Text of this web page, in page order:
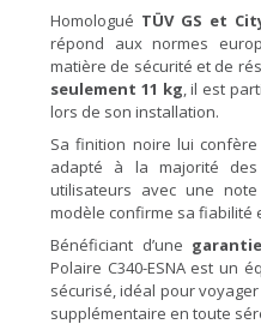
Homologué TÜV GS et
répond aux normes
matière de sécurité et de
seulement 11 kg, il est
lors de son installation.
Sa finition noire lui
adapté à la majorité
utilisateurs avec une
modèle confirme sa fiabilité
Bénéficiant d’une
Polaire C340-ESNA est un
sécurisé, idéal pour
supplémentaire en toute